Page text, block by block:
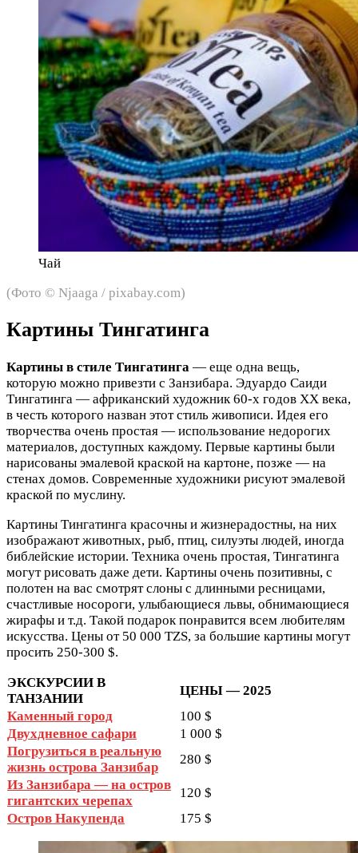
Чай
(Фото © Njaaga / pixabay.com)
Картины Тингатинга
Картины в стиле Тингатинга — еще одна вещь,
которую можно привезти с Занзибара. Эдуардо Саиди
Тингатинга — африканский художник 60-х годов XX века,
в честь которого назван этот стиль живописи. Идея его
творчества очень простая — использование недорогих
материалов, доступных каждому. Первые картины были
нарисованы эмалевой краской на картоне, позже — на
стенах домов. Современные художники рисуют эмалевой
краской по муслину.
Картины Тингатинга красочны и жизнерадостны, на них
изображают животных, рыб, птиц, силуэты людей, иногда
библейские истории. Техника очень простая, Тингатинга
могут рисовать даже дети. Картины очень позитивны, с
полотен на вас смотрят слоны с длинными ресницами,
счастливые носороги, улыбающиеся львы, обнимающиеся
жирафы и т.д. Такой подарок понравится всем любителям
искусства. Цены от 50 000 TZS, за большие картины могут
просить 250-300 $.
ЭКСКУРСИИ В
ТАНЗАНИИ
ЦЕНЫ — 2025
Каменный город
100 $
Двухдневное сафари
1 000 $
Погрузиться в реальную
жизнь острова Занзибар
280 $
Из Занзибара — на остров
гигантских черепах
120 $
Остров Накупенда
175 $